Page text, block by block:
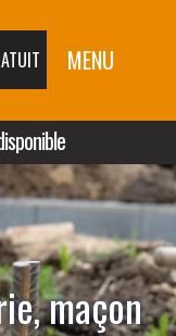
MENU
maçon